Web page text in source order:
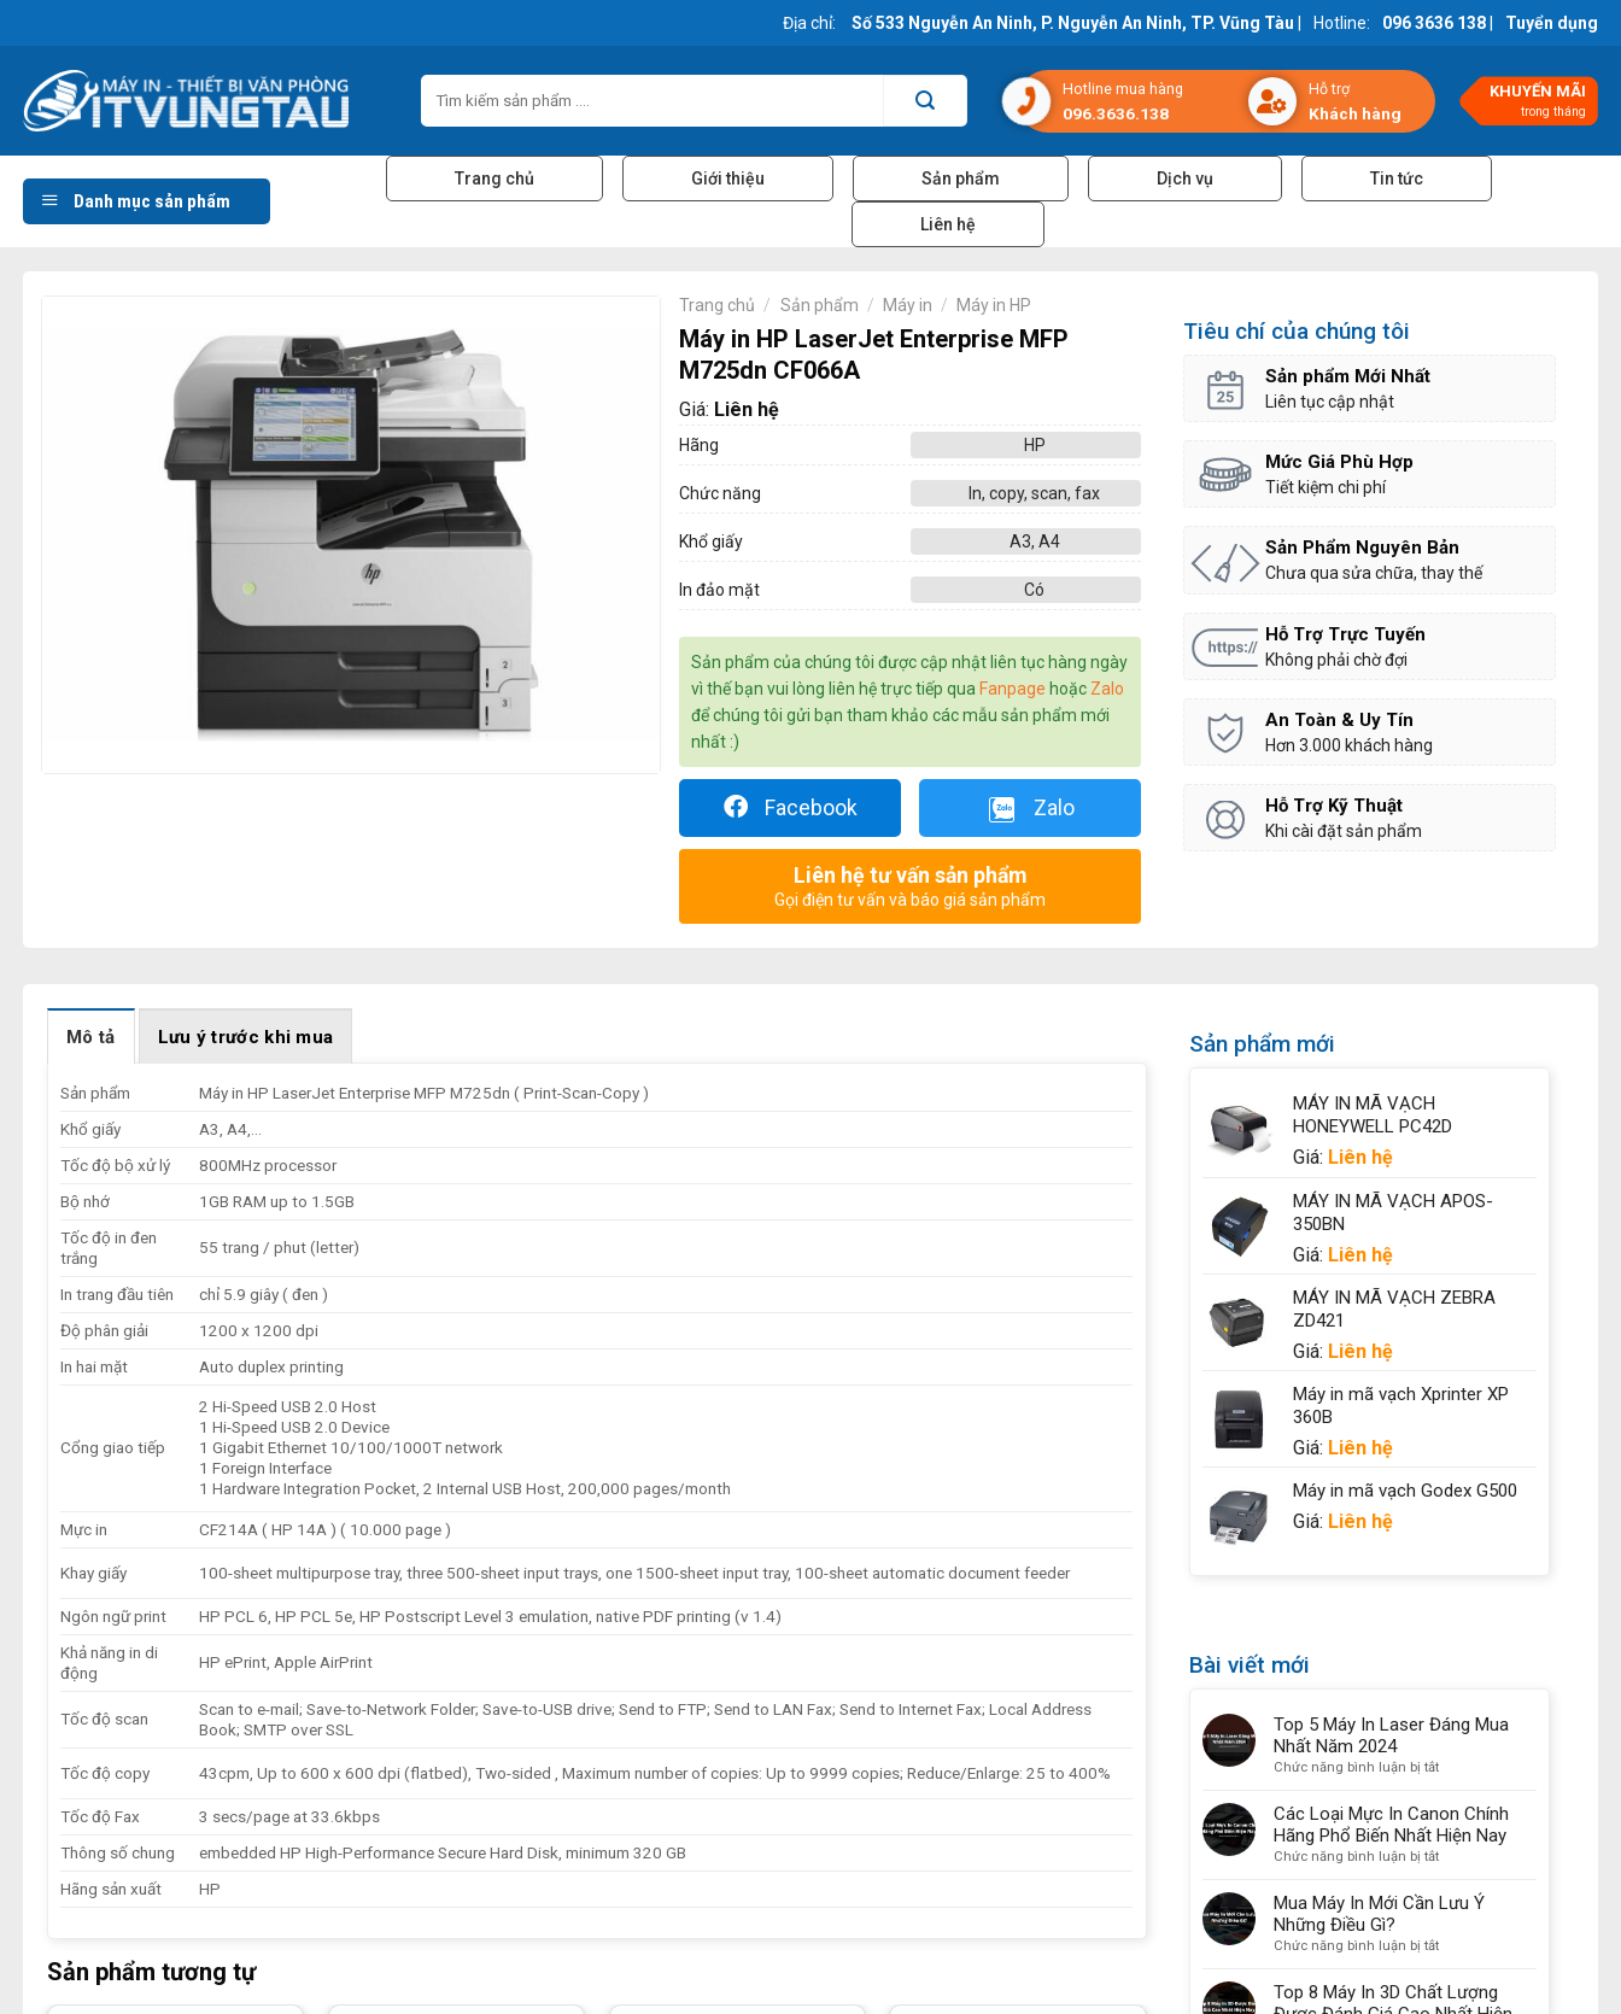
content
Địa chỉ: Số 533 Nguyễn An Ninh, P. Nguyễn An Ninh, TP. Vũng Tàu Hotline: 096 3636 138 Tuyển dụng
Tìm
kiếm:
Hotline mua hàng
096.3636.138
Hỗ trợ
Khách hàng
KHUYẾN MÃI
trong tháng
Danh mục sản phẩm
Trang chủ Giới thiệu Sản phẩm Dịch vụ Tin tức
Liên hệ
Trang chủ / Sản phẩm / Máy in / Máy in HP
Máy in HP LaserJet Enterprise MFP
M725dn CF066A
Giá: Liên hệ
Hãng HP
Chức năng In, copy, scan, fax
Khổ giấy A3, A4
In đảo mặt Có
Sản phẩm của chúng tôi được cập nhật liên tục hàng ngày
vì thế bạn vui lòng liên hệ trực tiếp qua Fanpage hoặc Zalo
để chúng tôi gửi bạn tham khảo các mẫu sản phẩm mới
nhất :)
Facebook Zalo
Liên hệ tư vấn sản phẩm
Gọi điện tư vấn và báo giá sản phẩm
Tiêu chí của chúng tôi
Sản phẩm Mới Nhất
Liên tục cập nhật
Mức Giá Phù Hợp
Tiết kiệm chi phí
Sản Phẩm Nguyên Bản
Chưa qua sửa chữa, thay thế
Hỗ Trợ Trực Tuyến
Không phải chờ đợi
An Toàn & Uy Tín
Hơn 3.000 khách hàng
Hỗ Trợ Kỹ Thuật
Khi cài đặt sản phẩm
Mô tả Lưu ý trước khi mua
Sản phẩm
Máy in HP LaserJet Enterprise MFP M725dn ( Print-Scan-Copy )
Khổ giấy
A3, A4,…
Tốc độ bộ xử lý
800MHz processor
Bộ nhớ
1GB RAM up to 1.5GB
Tốc độ in đen
trắng
55 trang / phut (letter)
In trang đầu tiên
chỉ 5.9 giây ( đen )
Độ phân giải
1200 x 1200 dpi
In hai mặt
Auto duplex printing
Cổng giao tiếp
2 Hi-Speed USB 2.0 Host
1 Hi-Speed USB 2.0 Device
1 Gigabit Ethernet 10/100/1000T network
1 Foreign Interface
1 Hardware Integration Pocket, 2 Internal USB Host, 200,000 pages/month
Mực in CF214A ( HP 14A ) ( 10.000 page )
Khay giấy 100-sheet multipurpose tray, three 500-sheet input trays, one 1500-sheet input tray, 100-sheet automatic document feeder
Ngôn ngữ print
HP PCL 6, HP PCL 5e, HP Postscript Level 3 emulation, native PDF printing (v 1.4)
Khả năng in di
động
HP ePrint, Apple AirPrint
Tốc độ scan
Scan to e-mail; Save-to-Network Folder; Save-to-USB drive; Send to FTP; Send to LAN Fax; Send to Internet Fax; Local Address
Book; SMTP over SSL
Tốc độ copy 43cpm, Up to 600 x 600 dpi (flatbed), Two-sided , Maximum number of copies: Up to 9999 copies; Reduce/Enlarge: 25 to 400%
Tốc độ Fax
3 secs/page at 33.6kbps
Thông số chung
embedded HP High-Performance Secure Hard Disk, minimum 320 GB
Hãng sản xuất
HP
Sản phẩm tương tự
Sản phẩm mới
MÁY IN MÃ VẠCH
HONEYWELL PC42D
Giá: Liên hệ
MÁY IN MÃ VẠCH APOS-
350BN
Giá: Liên hệ
MÁY IN MÃ VẠCH ZEBRA
ZD421
Giá: Liên hệ
Máy in mã vạch Xprinter XP
360B
Giá: Liên hệ
Máy in mã vạch Godex G500
Giá: Liên hệ
Bài viết mới
Top 5 Máy In Laser Đáng Mua
Nhất Năm 2024
Chức năng bình luận bị tắtở
5
Máy
In
Mua
Năm
Các Loại Mực In Canon Chính
Hãng Phổ Biến Nhất Hiện Nay
Chức năng bình luận bị tắtở
Loại
In
Hãng
Mua Máy In Mới Cần Lưu Ý
Những Điều Gì?
Chức năng bình luận bị tắtở
Máy
In
Top 8 Máy In 3D Chất Lượng